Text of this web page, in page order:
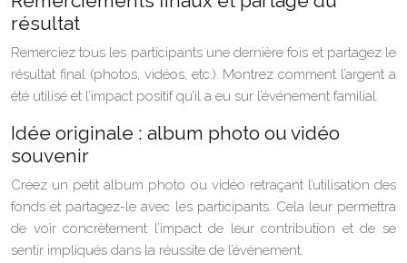
résultat
Remerciez tous les participants une dernière fois et partagez le
résultat final (photos, vidéos, etc.). Montrez comment l’argent a
été utilisé et l’impact positif qu’il a eu sur l’événement familial.
Idée originale : album photo ou vidéo
souvenir
Créez un petit album photo ou vidéo retraçant l’utilisation des
fonds et partagez-le avec les participants. Cela leur permettra
de voir concrètement l’impact de leur contribution et de se
sentir impliqués dans la réussite de l’événement.